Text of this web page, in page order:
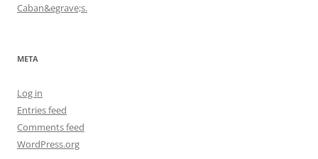
Caban&egrave;s.
META
Log in
Entries feed
Comments feed
WordPress.org